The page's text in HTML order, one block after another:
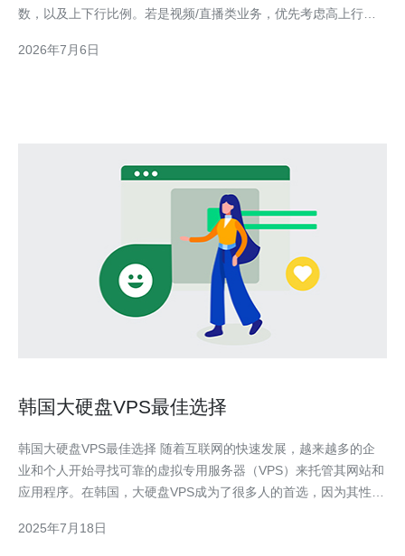
数，以及上下行比例。若是视频/直播类业务，优先考虑高上行带
用公式：峰值带宽 ≈ 同时在线用户 × 单用户峰值带宽 × 安全冗余
2026年7月6日
韩国大硬盘VPS最佳选择
韩国大硬盘VPS最佳选择 随着互联网的快速发展，越来越多的企
业和个人开始寻找可靠的虚拟专用服务器（VPS）来托管其网站和
应用程序。在韩国，大硬盘VPS成为了很多人的首选，因为其性能
空间，能够存储更多的数据和文件。这对于那些需要大量存储空间
2025年7月18日